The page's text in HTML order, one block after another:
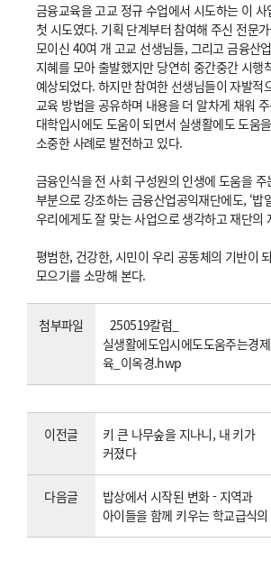
금융교육을 고교 정규 수업에서 시도하는 이
첫 시도였다. 기획 단계부터 참여해 주신 전문
모이신 40여 개 고교 선생님들, 그리고 금융산
지혜를 모아 출발했지만 당연히 중간중간 시행
예상되었다. 하지만 참여한 선생님들이 자발적
교육 방법을 공유하며 내용을 더 알차게 채워
대학입시에도 도움이 되면서 실생활에도 도움
소중한 사례로 발전하고 있다.
금융인식을 전 사회 구성원의 인생에 도움을 주
부분으로 강조하는 금융산업공익재단에도, ‘밥
우리에게도 잘 맞는 사업으로 생각하고 재단의
평범한, 건강한, 시민이 우리 공동체의 기반이
모으기를 소망해 본다.
첨부파일
250519칼럼_
실생활에도입시에도도움주는경
육_이옥경.hwp
이전글
키 큰 나무숲을 지나니, 내 키가
커졌다
다음글
밥상에서 시작된 변화 - 지역과
아이들을 함께 키우는 학교급식의